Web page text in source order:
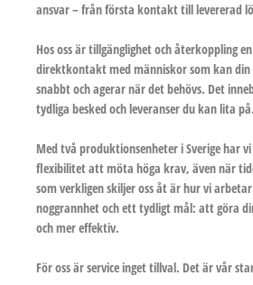
ansvar – från första kontakt till levererad
Hos oss är tillgänglighet och återkoppling
direktkontakt med människor som kan
snabbt och agerar när det behövs. Det
tydliga besked och leveranser du kan lita på.
Med två produktionsenheter i Sverige har
flexibilitet att möta höga krav, även när
som verkligen skiljer oss åt är hur vi
noggrannhet och ett tydligt mål: att göra
och mer effektiv.
För oss är service inget tillval. Det är vår